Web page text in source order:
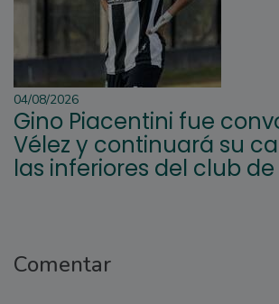
04/08/2026
Gino Piacentini fue
Vélez y continuará su
las inferiores del club de
Comentar